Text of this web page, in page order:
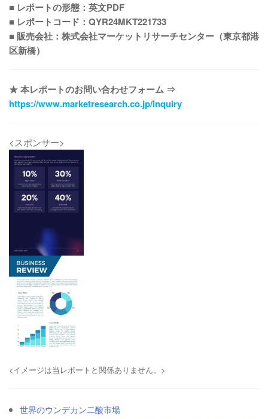
■ レポートの形態：英文PDF
■ レポートコード：QYR24MKT221733
■ 販売会社：株式会社マーケットリサーチセンター（東京都港
区新橋）
★ 本レポートのお問い合わせフォーム ⇒
https://www.marketresearch.co.jp/inquiry
<スポンサー>
<イメージは当レポートと関係ありません。>
世界のウンデカン二酸市場